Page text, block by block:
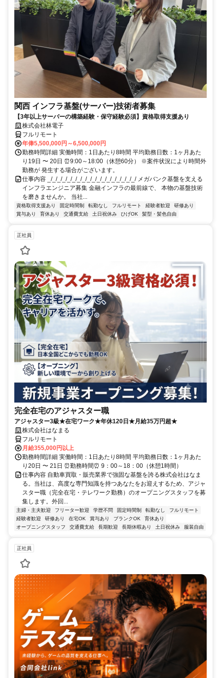
関西 インフラ基盤(サーバー)技術者募集
【3年以上サーバーの構築経験・保守経験必須】資格取得支援あり
株式会社林電子
フルリモート
年俸5,500,000円～6,500,000円
勤務時間詳細 実働時間：1日あたり8時間 平均勤務日数：1ヶ月あた
り19日 〜 20日 ⏰9:00～18:00（休憩60分） ※案件状況により時間外
勤務が 発生する場合がございます。
仕事内容 _/_/_/_/_/_/_/_/_/_/_/_/_/_/_/_/_/_/ メガバンク基盤を支える
インフラエンジニア募集 金融インフラの最前線で、 本物の基盤技術
を磨きませんか。 当社...
資格取得支援あり 固定時間制 転勤なし フルリモート 経験者歓迎
研修あり
賞与あり
育休あり 交通費支給 土日祝休み ひげOK 髪型・髪色自由
正社員
完全在宅のアジャスター職
アジャスター3級★在宅ワーク★年休120日★月給35万円超★
株式会社はなまる
フルリモート
月給355,000円以上
勤務時間詳細 実働時間：1日あたり8時間 平均勤務日数：1ヶ月あた
り20日 〜 21日 ⏰勤務時間⏰ 9：00～18：00（休憩1時間）
仕事内容 自動車買取・販売業界で強固な基盤を誇る株式会社はなま
る。当社は、高度な専門知識を持つあなたをお迎えするため、アジャ
スター職（完全在宅・テレワーク勤務）のオープニングスタッフを募
集します。外回...
主婦・主夫歓迎 フリーター歓迎 学歴不問 固定時間制 転勤なし
フルリモート
経験者歓迎
研修あり 在宅OK 賞与あり ブランクOK
育休あり
オープニングスタッフ
交通費支給 長期歓迎 長期休暇あり 土日祝休み 服装自由
正社員